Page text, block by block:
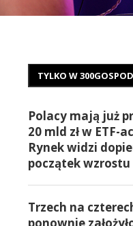
TYLKO W
Polacy mają już
20 mld zł w ETF-
Rynek widzi
początek wzrostu
Trzech na